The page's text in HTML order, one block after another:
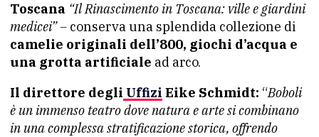
Toscana “Il Rinascimento in Toscana: ville e giardini
medicei” – conserva una splendida collezione di
camelie originali dell’800, giochi d’acqua e
una grotta artificiale ad arco.
Il direttore degli Uffizi Eike Schmidt: “Boboli
è un immenso teatro dove natura e arte si combinano
in una complessa stratificazione storica, offrendo